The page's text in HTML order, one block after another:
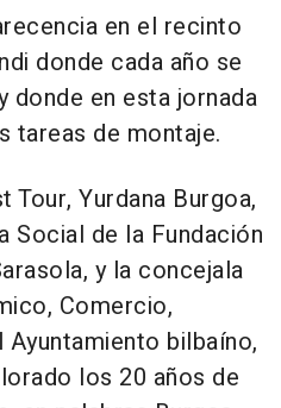
en el recinto
donde cada año se
en esta jornada
tareas de montaje.
Tour, Yurdana Burgoa,
Social de la Fundación
y la concejala
Comercio,
bilbaíno,
los 20 años de